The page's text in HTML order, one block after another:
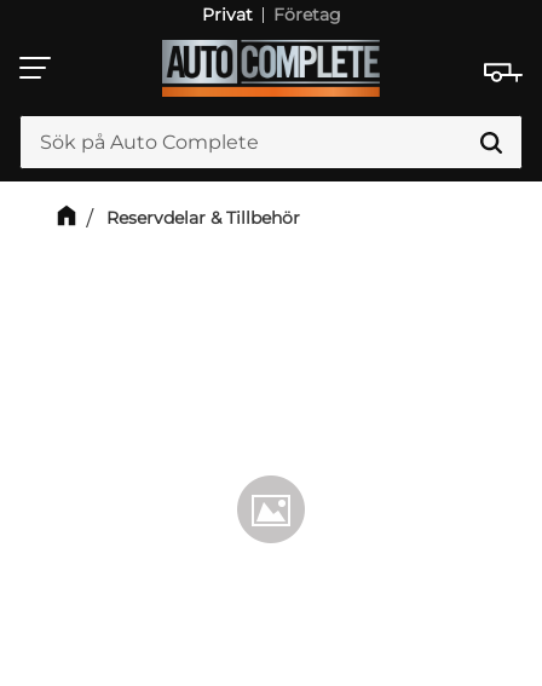
Meny
Privat Företag
Reservdelar & Tillbehör